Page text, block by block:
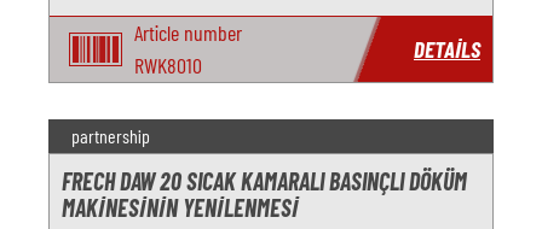
Article number
RWK8010
DETAILS
partnership
FRECH DAW 20 SICAK KAMARALI BASINÇLI DÖKÜM
MAKINESININ YENILENMESI